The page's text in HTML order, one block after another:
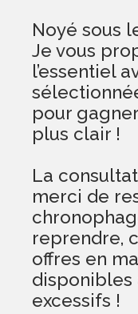
Noyé sous
Je vous
l’essentiel
pour
plus clair !
La
merci de
reprendre,
offres en
disponibles
excessifs !